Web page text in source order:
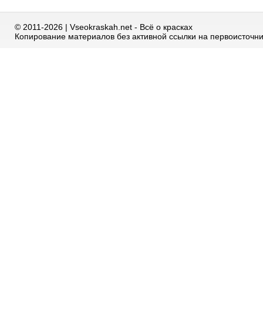
© 2011-2026 | Vseokraskah.net - Всё о красках
Копирование материалов без активной ссылки на